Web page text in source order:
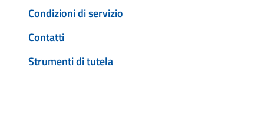
Condizioni di servizio
Contatti
Strumenti di tutela